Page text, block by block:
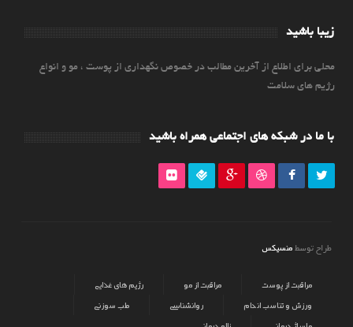
زیبا باشید
محلی برای اطلاع از آخرین مطالب در خصوص نگهداری از پوست ، مو و انواع
رژیم های سلامت
با ما در شبکه های اجتماعی همراه باشید
طراح توسط منسیکس
مراقبت از پوست مراقبت از مو
رژیم های غذایی
ورزش و تناسب اندام
روانشناسی
طب سوزنی